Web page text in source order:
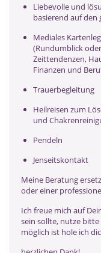
Liebevolle und
basierend auf den
Mediales
(Rundumblick
Zeittendenzen,
Finanzen und
Trauerbegleitung
Heilreisen zum
und
Pendeln
Jenseitskontakt
Meine Beratung
oder einer
Ich freue mich auf
sein sollte, nutze
möglich ist hole ich